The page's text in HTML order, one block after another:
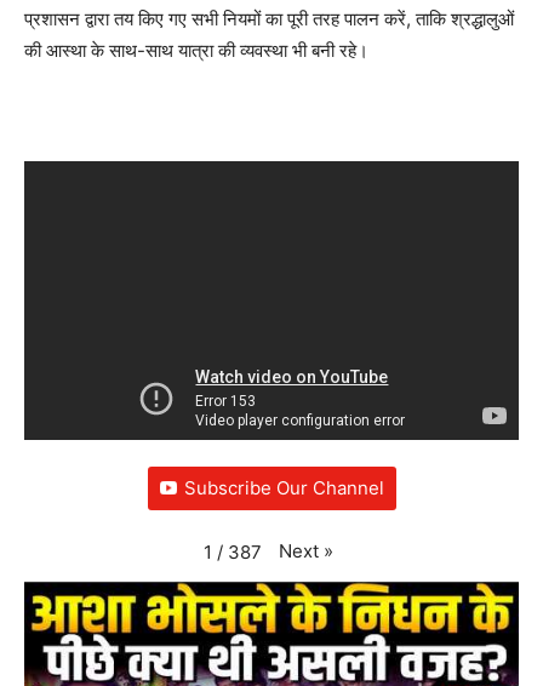
प्रशासन द्वारा तय किए गए सभी नियमों का पूरी तरह पालन करें, ताकि श्रद्धालुओं
की आस्था के साथ-साथ यात्रा की व्यवस्था भी बनी रहे।
Subscribe Our Channel
1 / 387 Next »